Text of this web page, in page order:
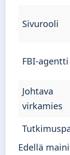
Sivurooli
FBI-agentti
Johtava
virkamies
Edellä